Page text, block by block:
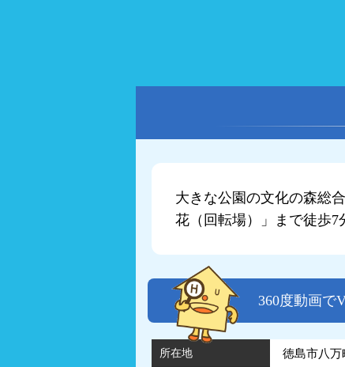
大きな公園の文化の森総
花（回転場）」まで徒歩7
360度動画で
所在地 徳島市八万